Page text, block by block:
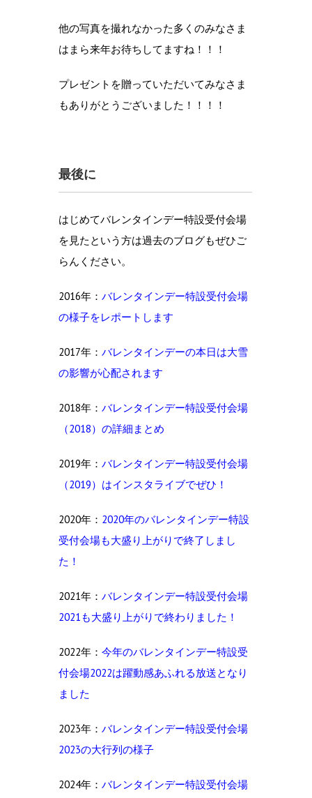
他の写真を撮れなかった多くのみなさま
はまら来年お待ちしてますね！！！
プレゼントを贈っていただいてみなさま
もありがとうございました！！！！
最後に
はじめてバレンタインデー特設受付会場
を見たという方は過去のブログもぜひご
らんください。
2016年： バレンタインデー特設受付会場
の様子をレポートします
2017年： バレンタインデーの本日は大雪
の影響が心配されます
2018年： バレンタインデー特設受付会場
（2018）の詳細まとめ
2019年： バレンタインデー特設受付会場
（2019）はインスタライブでぜひ！
2020年： 2020年のバレンタインデー特設
受付会場も大盛り上がりで終了しまし
た！
2021年： バレンタインデー特設受付会場
2021も大盛り上がりで終わりました！
2022年： 今年のバレンタインデー特設受
付会場2022は躍動感あふれる放送となり
ました
2023年： バレンタインデー特設受付会場
2023の大行列の様子
2024年： バレンタインデー特設受付会場